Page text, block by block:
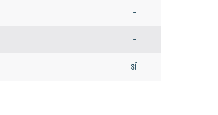
-
-
Sí